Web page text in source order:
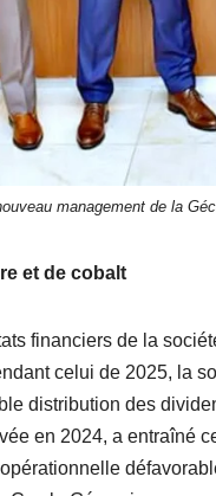
management de la
et de cobalt
financiers de la
celui de 2025, la
distribution des
en 2024, a entraîné